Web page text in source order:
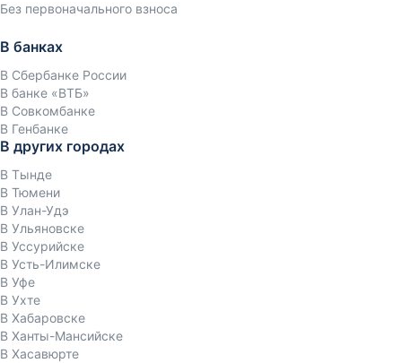
Без первоначального взноса
В банках
В Сбербанке России
В банке «ВТБ»
В Совкомбанке
В Генбанке
В других городах
В Тынде
В Тюмени
В Улан-Удэ
В Ульяновске
В Уссурийске
В Усть-Илимске
В Уфе
В Ухте
В Хабаровске
В Ханты-Мансийске
В Хасавюрте